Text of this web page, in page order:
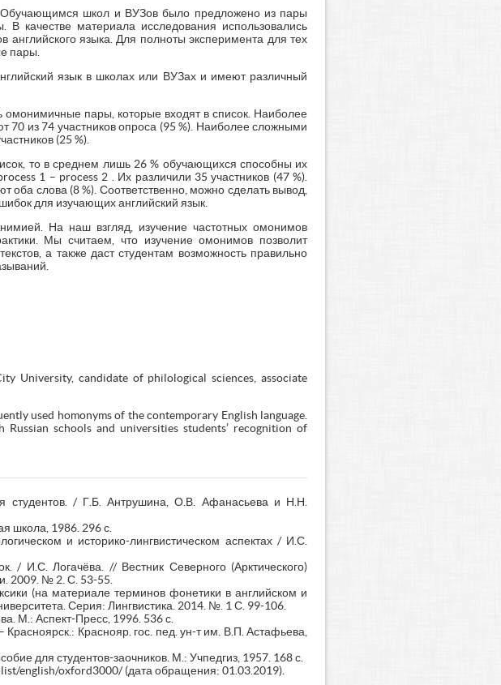
школ и ВУЗов было предложено из пары
качестве материала исследования использовались
языка. Для полноты эксперимента для тех
пары.
язык в школах или ВУЗах и имеют различный
омонимичные пары, которые входят в список. Наиболее
из 74 участников опроса (95 %). Наиболее сложными
(25 %).
то в среднем лишь 26 % обучающихся способны их
1 – process 2 . Их различили 35 участников (47 %).
слова (8 %). Соответственно, можно сделать вывод,
для изучающих английский язык.
На наш взгляд, изучение частотных омонимов
Мы считаем, что изучение омонимов позволит
а также даст студентам возможность правильно
University, candidate of philological sciences, associate
used homonyms of the contemporary English language.
schools and universities students’ recognition of
студентов. / Г.Б. Антрушина, О.В. Афанасьева и Н.Н.
школа, 1986. 296 с.
и историко-лингвистическом аспектах / И.С.
/ И.С. Логачёва. // Вестник Северного (Арктического)
2009. № 2. С. 53-55.
(на материале терминов фонетики в английском и
Серия: Лингвистика. 2014. №. 1 С. 99-106.
М.: Аспект-Пресс, 1996. 536 с.
Краснояр. гос. пед. ун-т им. В.П. Астафьева,
для студентов-заочников. М.: Учпедгиз, 1957. 168 с.
english/oxford3000/ (дата обращения: 01.03.2019).